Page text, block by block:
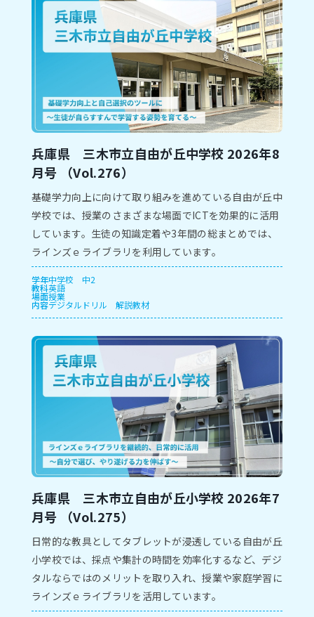
兵庫県 三木市⽴自由が丘中学校 2026年8
⽉号 （Vol.276）
基礎学⼒向上に向けて取り組みを進めている⾃由が丘中
学校では、授業のさまざまな場⾯でICTを効果的に活⽤
しています。⽣徒の知識定着や3年間の総まとめでは、
ラインズｅライブラリを利⽤しています。
学年中学校 中2
教科英語
場面授業
内容デジタルドリル 解説教材
兵庫県 三木市⽴自由が丘小学校 2026年7
⽉号 （Vol.275）
⽇常的な教具としてタブレットが浸透している⾃由が丘
⼩学校では、採点や集計の時間を効率化するなど、デジ
タルならではのメリットを取り⼊れ、授業や家庭学習に
ラインズｅライブラリを活⽤しています。